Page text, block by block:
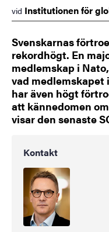
vid Institutionen för
Svenskarnas
rekordhögt. En
medlemskap i
vad
har även högt
att kännedomen
visar den senaste
Kontakt